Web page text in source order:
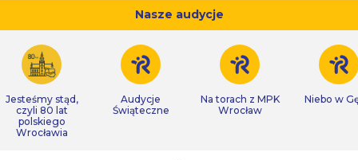
Nasze audycje
Jesteśmy stąd,
czyli 80 lat
polskiego
Wrocławia
Audycje
Świąteczne
Na torach z MPK
Wrocław
Niebo w